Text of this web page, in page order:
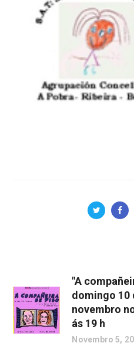
"A
domingo 10
novembro
ás 19 h
Novembro 5,